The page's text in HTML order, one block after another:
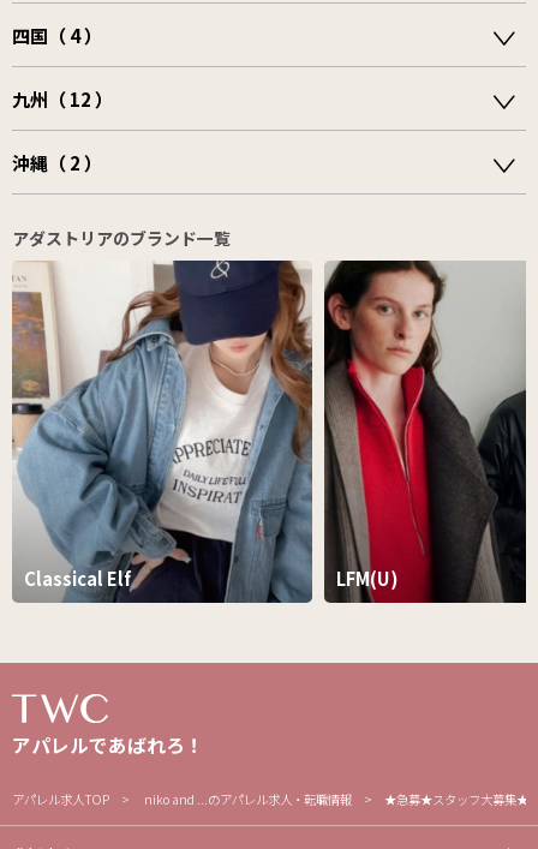
四国（ 4 ）
九州（ 12 ）
沖縄（ 2 ）
アダストリアのブランド一覧
Classical Elf LFM(U)
アパレルであばれろ！
アパレル求人TOP niko and ...のアパレル求人・転職情報 ★急募★スタッフ大募集★勤